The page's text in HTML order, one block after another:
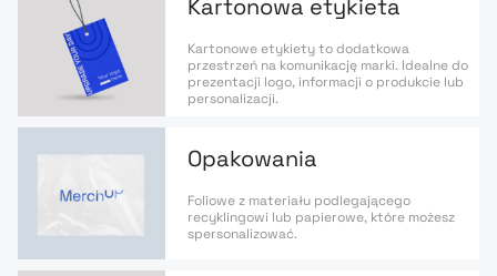
Kartonowa etykieta
Kartonowe etykiety to dodatkowa
przestrzeń na komunikację marki. Idealne do
prezentacji logo, informacji o produkcie lub
personalizacji.
Opakowania
Foliowe z materiału podlegającego
recyklingowi lub papierowe, które możesz
spersonalizować.